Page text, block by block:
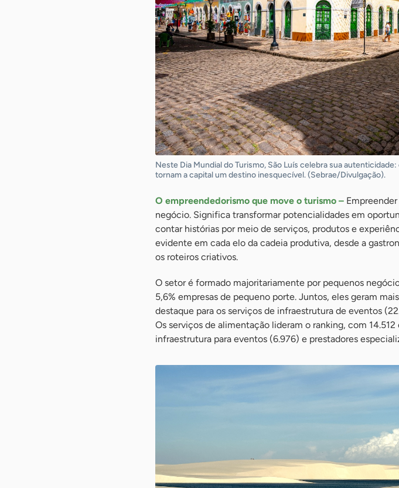
Neste Dia Mundial do Turismo, São Luís celebra sua
tornam a capital um destino inesquecível. (Sebrae/Divulgação).
O empreendedorismo que move o turismo –
negócio. Significa transformar potencialidades em
contar histórias por meio de serviços, produtos e
evidente em cada elo da cadeia produtiva, desde a
os roteiros criativos.
O setor é formado majoritariamente por pequenos
5,6% empresas de pequeno porte. Juntos, eles geram
destaque para os serviços de infraestrutura de eventos
Os serviços de alimentação lideram o ranking, com
infraestrutura para eventos (6.976) e prestadores